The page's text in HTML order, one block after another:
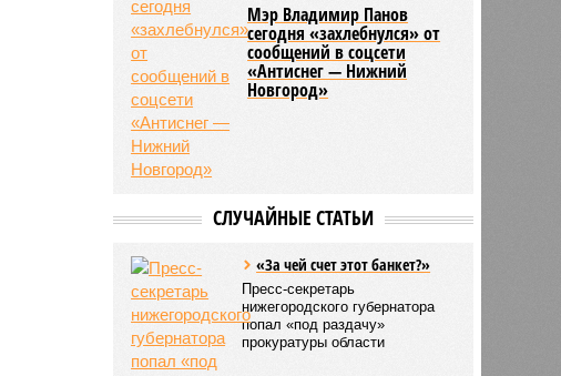
Мэр Владимир Панов
сегодня «захлебнулся» от
сообщений в соцсети
«Антиснег — Нижний
Новгород»
СЛУЧАЙНЫЕ СТАТЬИ
«За чей счет этот банкет?»
Пресс-секретарь
нижегородского губернатора
попал «под раздачу»
прокуратуры области